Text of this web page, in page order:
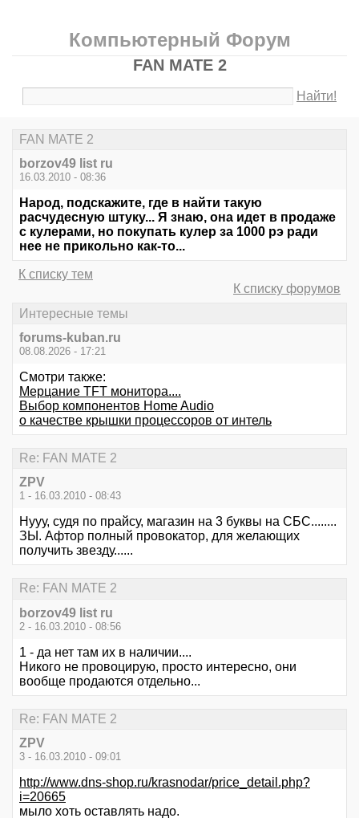
Компьютерный Форум
FAN MATE 2
Найти!
FAN MATE 2
borzov49 list ru
16.03.2010 - 08:36
Народ, подскажите, где в найти такую
расчудесную штуку... Я знаю, она идет в продаже
с кулерами, но покупать кулер за 1000 рэ ради
нее не прикольно как-то...
К списку тем
К списку форумов
Интересные темы
forums-kuban.ru
08.08.2026 - 17:21
Смотри также:
Мерцание TFT монитора....
Выбор компонентов Home Audio
о качестве крышки процессоров от интель
Re: FAN MATE 2
ZPV
1 - 16.03.2010 - 08:43
Нууу, судя по прайсу, магазин на 3 буквы на СБС........
ЗЫ. Афтор полный провокатор, для желающих
получить звезду......
Re: FAN MATE 2
borzov49 list ru
2 - 16.03.2010 - 08:56
1 - да нет там их в наличии....
Никого не провоцирую, просто интересно, они
вообще продаются отдельно...
Re: FAN MATE 2
ZPV
3 - 16.03.2010 - 09:01
http://www.dns-shop.ru/krasnodar/price_detail.php?
i=20665
мыло хоть оставлять надо.